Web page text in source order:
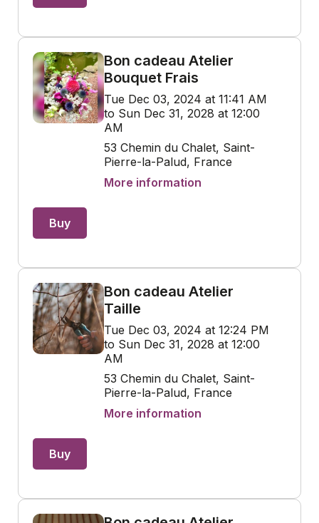
Bon cadeau Atelier
Bouquet Frais
Tue Dec 03, 2024 at 11:41 AM
to Sun Dec 31, 2028 at 12:00
AM
53 Chemin du Chalet, Saint-
Pierre-la-Palud, France
More information
Buy
Bon cadeau Atelier
Taille
Tue Dec 03, 2024 at 12:24 PM
to Sun Dec 31, 2028 at 12:00
AM
53 Chemin du Chalet, Saint-
Pierre-la-Palud, France
More information
Buy